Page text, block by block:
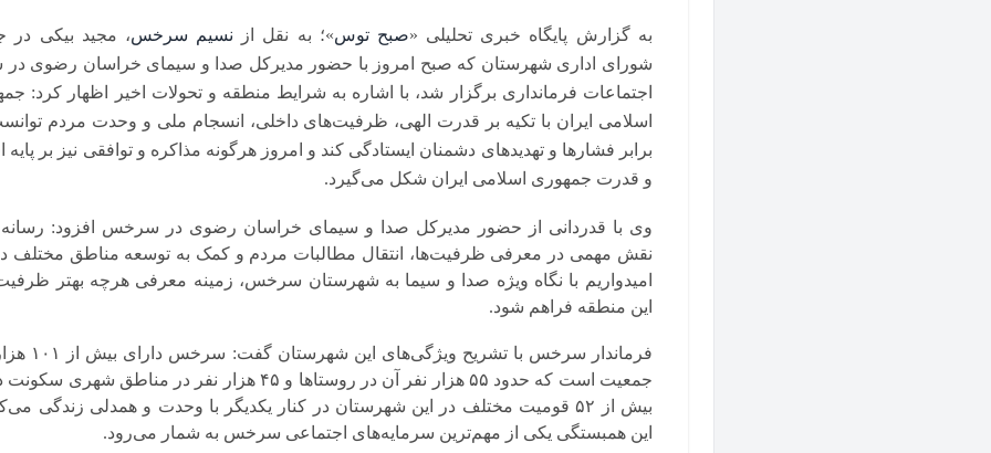
به گزارش پایگاه خبری تحلیلی «صبح توس»؛ به نقل از نسیم سرخس، مجید بیکی در
شورای اداری شهرستان که صبح امروز با حضور مدیرکل صدا و سیمای خراسان رضوی در
اجتماعات فرمانداری برگزار شد، با اشاره به شرایط منطقه و تحولات اخیر اظهار کرد:
اسلامی ایران با تکیه بر قدرت الهی، ظرفیت‌های داخلی، انسجام ملی و وحدت مردم
برابر فشارها و تهدیدهای دشمنان ایستادگی کند و امروز هرگونه مذاکره و توافقی نیز بر پایه
و قدرت جمهوری اسلامی ایران شکل می‌گیرد.
وی با قدردانی از حضور مدیرکل صدا و سیمای خراسان رضوی در سرخس افزود:
نقش مهمی در معرفی ظرفیت‌ها، انتقال مطالبات مردم و کمک به توسعه مناطق مختلف
امیدواریم با نگاه ویژه صدا و سیما به شهرستان سرخس، زمینه معرفی هرچه بهتر
این منطقه فراهم شود.
فرماندار سرخس با تشریح
جمعیت است که حدود ۵۵ هزار نفر آن در روستاها و ۴۵ هزار نفر در مناطق شهری
بیش از ۵۲ قومیت مختلف در این شهرستان در کنار یکدیگر با وحدت و همدلی زندگی
این همبستگی یکی از مهم‌ترین سرمایه‌های اجتماعی سرخس به شمار می‌رود.